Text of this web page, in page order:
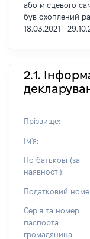
або місцевого
був охоплений
18.03.2021 -
2.1.
Прізвище:
Ім'я:
По батькові (за
наявності):
Податковий
Серія та номер
паспорта
громадянина